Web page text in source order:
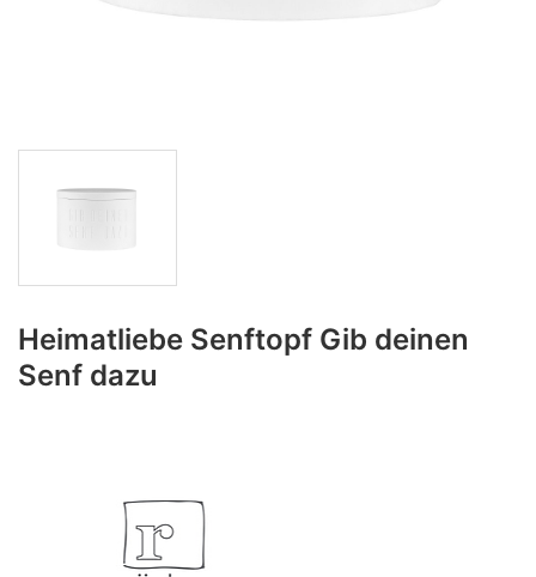
Heimatliebe Senftopf Gib deinen
Senf dazu